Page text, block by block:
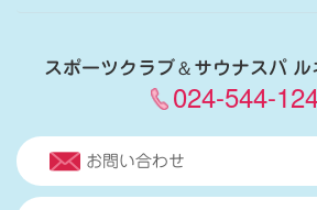
スポーツクラブ＆サウナスパ
024-544-
お問い合わせ